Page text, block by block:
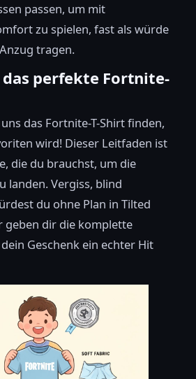
passen, um mit
zu spielen, fast als würde
tragen.
das perfekte Fortnite-
das Fortnite-T-Shirt finden,
wird! Dieser Leitfaden ist
die du brauchst, um die
landen. Vergiss, blind
du ohne Plan in Tilted
geben dir die komplette
Geschenk ein echter Hit